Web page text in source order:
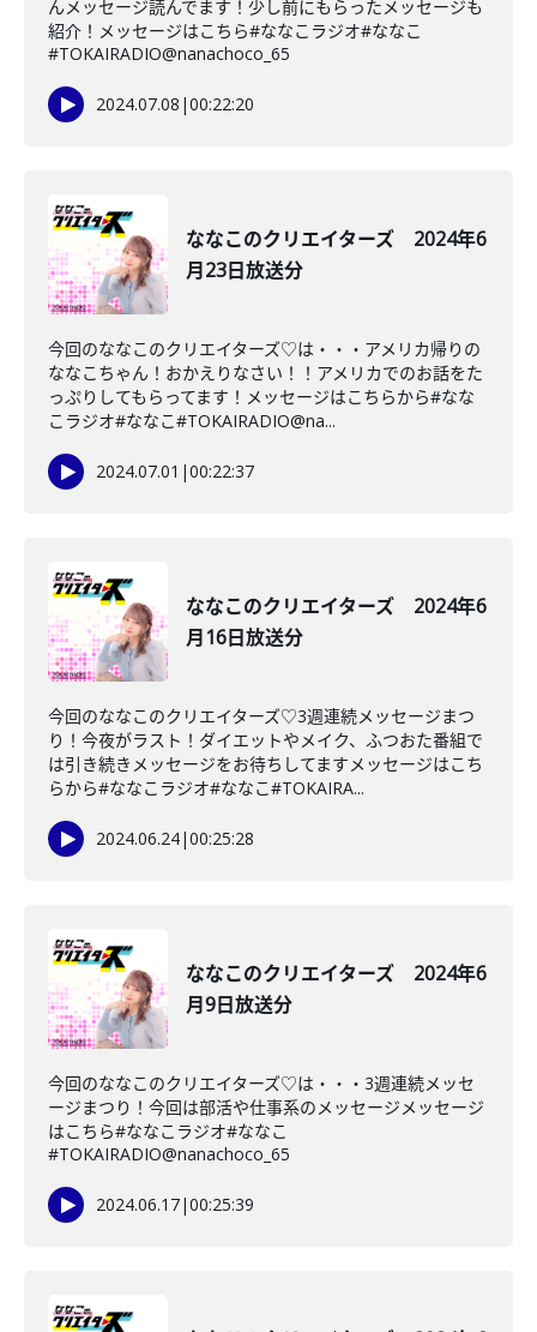
んメッセージ読んでます！少し前にもらったメッセージも
紹介！メッセージはこちら#ななこラジオ#ななこ
#TOKAIRADIO@nanachoco_65
2024.07.08 |00:22:20
ななこのクリエイターズ 2024年6
月23日放送分
今回のななこのクリエイターズ♡は・・・アメリカ帰りの
ななこちゃん！おかえりなさい！！アメリカでのお話をた
っぷりしてもらってます！メッセージはこちらから#なな
こラジオ#ななこ#TOKAIRADIO@na...
2024.07.01 |00:22:37
ななこのクリエイターズ 2024年6
月16日放送分
今回のななこのクリエイターズ♡3週連続メッセージまつ
り！今夜がラスト！ダイエットやメイク、ふつおた番組で
は引き続きメッセージをお待ちしてますメッセージはこち
らから#ななこラジオ#ななこ#TOKAIRA...
2024.06.24|00:25:28
ななこのクリエイターズ 2024年6
月9日放送分
今回のななこのクリエイターズ♡は・・・3週連続メッセ
ージまつり！今回は部活や仕事系のメッセージメッセージ
はこちら#ななこラジオ#ななこ
#TOKAIRADIO@nanachoco_65
2024.06.17|00:25:39